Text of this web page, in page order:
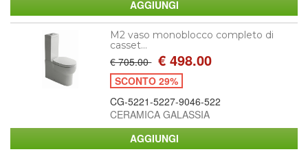
M2 vaso monoblocco completo di
casset...
€ 705.00 € 498.00
SCONTO 29%
CG-5221-5227-9046-522
CERAMICA GALASSIA